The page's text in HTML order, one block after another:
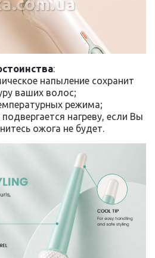
:
напыление сохранит
ваших волос;
режима;
нагреву, если Вы
ожога не будет.